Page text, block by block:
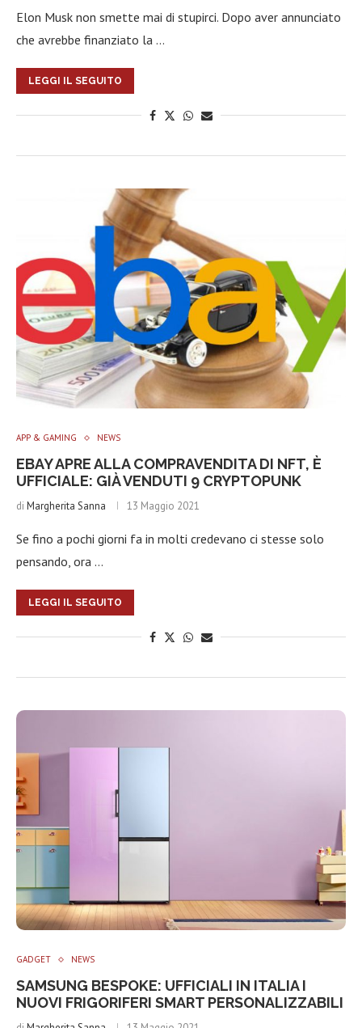
Elon Musk non smette mai di stupirci. Dopo aver annunciato
che avrebbe finanziato la …
LEGGI IL SEGUITO
APP & GAMING NEWS
EBAY APRE ALLA COMPRAVENDITA DI NFT, È
UFFICIALE: GIÀ VENDUTI 9 CRYPTOPUNK
di Margherita Sanna 13 Maggio 2021
Se fino a pochi giorni fa in molti credevano ci stesse solo
pensando, ora …
LEGGI IL SEGUITO
GADGET NEWS
SAMSUNG BESPOKE: UFFICIALI IN ITALIA I
NUOVI FRIGORIFERI SMART PERSONALIZZABILI